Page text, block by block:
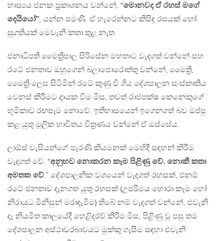
හාස්‍යය ජනක ප්‍රකාශනය වන්නේ, “මොනවද ඒ රහස් මගේ
දෙයියෝ”, යන්න පමණි. ඒ හැරෙන්නට කිසිඳු රසයක් හෝ
සුගතියක් මෙවැනි කතා තුළ නැත.
ජනාධිපති මෛත්‍රිපාල සිරිසේන මහතාට වැදගත් වන්නේ සහ
රටේ ජනතාව ඔහුගෙන් බලාපොරොත්තු වන්නේ, මෛත්‍රි,
මෛත්‍රි ලෙස සිටිමින් රටේ කුණු වී ගිය දේශපාලන සංස්කෘතිය
වෙනස් කිරීමට දායක වීම මිස, තවත් රාජපක්ෂ කෙනෙකුගේ
භූමිකාව රඟපෑම නොවේ. ඉතිහාසයෙන් ඉගෙනගත් බව ඔප්පු
කළ යුතු මූලික භාවිතය චිත්‍රණය වන්නේ ඒ ඔස්සේය.
ලාඕස් වැසියන්ගේ පැරණි කියමනක් මෙහිදී සඳහන් කිරීම
වැදගත් වේ. “අනුභව නොකරන කෑම පිළිණු වේ. නොකී කතා
අමතක වේ.” දේශපාලනික වශයෙන් වැදගත් රහසක්, එනම්
රටේ ජනතාව දැනගත යුතු රහසක් (උපරිමය හොරා කෑම හෝ
නිරායුධ මිනිසුන් මරාදැමීම) තිබේ නම් වැදගත් වන්නේ, එවැනි
දෑ නියමිත කාලයේදී හෙළිදරව් කිරීම මිස, පිළිණු වූ පසු තම
දේශපාලන අස්ථාවරබාවයට මුක්කු ගැසීම සඳහා එවැනි